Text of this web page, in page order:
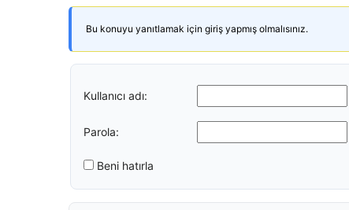
Bu konuyu yanıtlamak için giriş yapmış olmalısınız.
Kullanıcı adı:
Parola:
Beni hatırla